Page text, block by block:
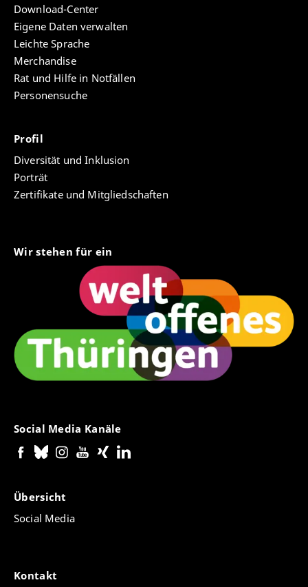
Download-Center
Eigene Daten verwalten
Leichte Sprache
Merchandise
Rat und Hilfe in Notfällen
Personensuche
Profil
Diversität und Inklusion
Porträt
Zertifikate und Mitgliedschaften
Wir stehen für ein
Social Media Kanäle
Übersicht
Social Media
Kontakt